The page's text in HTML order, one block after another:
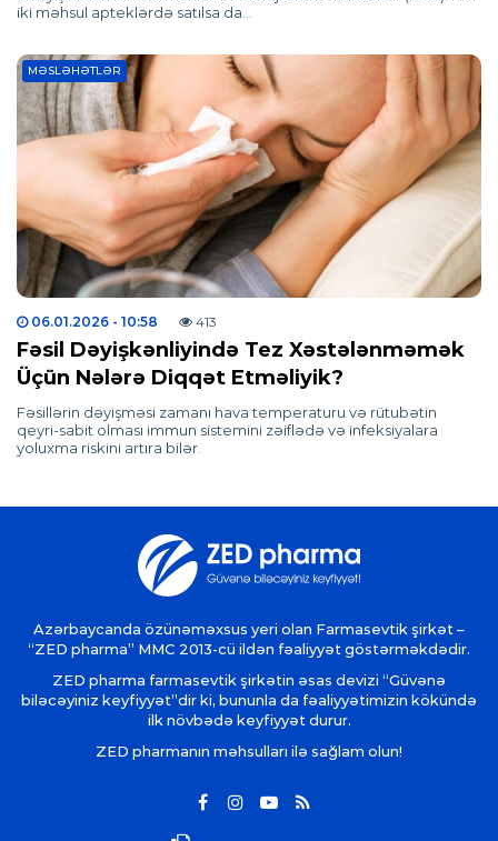
iki məhsul apteklərdə satılsa da…
MƏSLƏHƏTLƏR
06.01.2026 - 10:58 413
Fəsil Dəyişkənliyində Tez Xəstələnməmək
Üçün Nələrə Diqqət Etməliyik?
Fəsillərin dəyişməsi zamanı hava temperaturu və rütubətin
qeyri-sabit olması immun sistemini zəiflədə və infeksiyalara
yoluxma riskini artıra bilər.
Azərbaycanda özünəməxsus yeri olan Farmasevtik şirkət –
“ZED pharma” MMC 2013-cü ildən fəaliyyət göstərməkdədir.
ZED pharma farmasevtik şirkətin əsas devizi “Güvənə
biləcəyiniz keyfiyyət”dir ki, bununla da fəaliyyətimizin kökündə
ilk növbədə keyfiyyət durur.
ZED pharmanın məhsulları ilə sağlam olun!